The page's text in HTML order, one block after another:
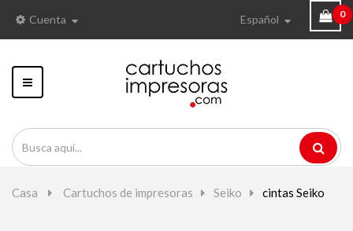
0
Español
Cuenta
Navegación
Toggle
Casa > Cartuchos de impresoras > Seiko > cintas Seiko